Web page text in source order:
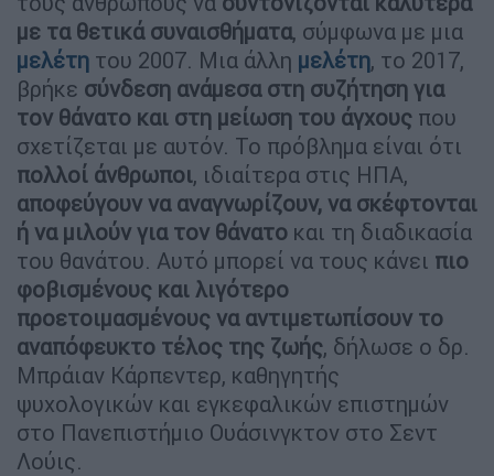
με τα θετικά συναισθήματα, σύμφωνα με μια
μελέτη του 2007. Μια άλλη μελέτη, το 2017,
βρήκε σύνδεση ανάμεσα στη συζήτηση για
τον θάνατο και στη μείωση του άγχους που
σχετίζεται με αυτόν. Το πρόβλημα είναι ότι
πολλοί άνθρωποι, ιδιαίτερα στις ΗΠΑ,
αποφεύγουν να αναγνωρίζουν, να σκέφτονται
ή να μιλούν για τον θάνατο και τη διαδικασία
του θανάτου. Αυτό μπορεί να τους κάνει πιο
φοβισμένους και λιγότερο
προετοιμασμένους να αντιμετωπίσουν το
αναπόφευκτο τέλος της ζωής, δήλωσε ο δρ.
Μπράιαν Κάρπεντερ, καθηγητής
ψυχολογικών και εγκεφαλικών επιστημών
στο Πανεπιστήμιο Ουάσινγκτον στο Σεντ
Λούις.